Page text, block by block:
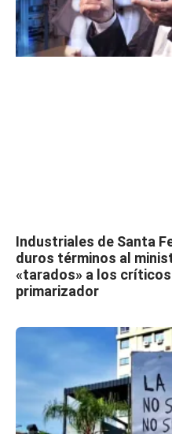
Industriales de Santa
duros términos al
«tarados» a los
primarizador